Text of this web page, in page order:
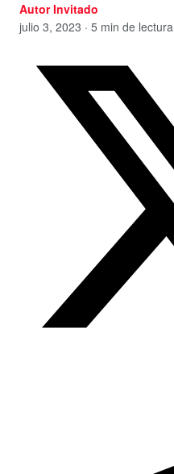
Autor Invitado
julio 3, 2023 · 5 min de lectura